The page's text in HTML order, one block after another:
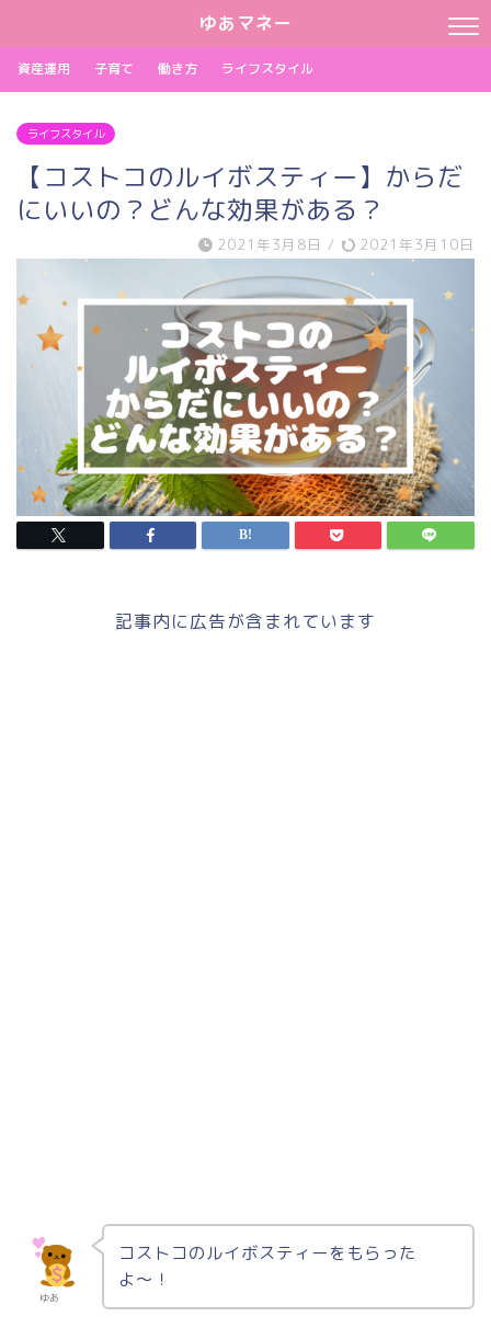
ゆあマネー
資産運用 子育て 働き方 ライフスタイル
ライフスタイル
【コストコのルイボスティー】からだ
にいいの？どんな効果がある？
2021年3月8日 / 2021年3月10日
記事内に広告が含まれています
ゆあ
コストコのルイボスティーをもらった
よ〜！